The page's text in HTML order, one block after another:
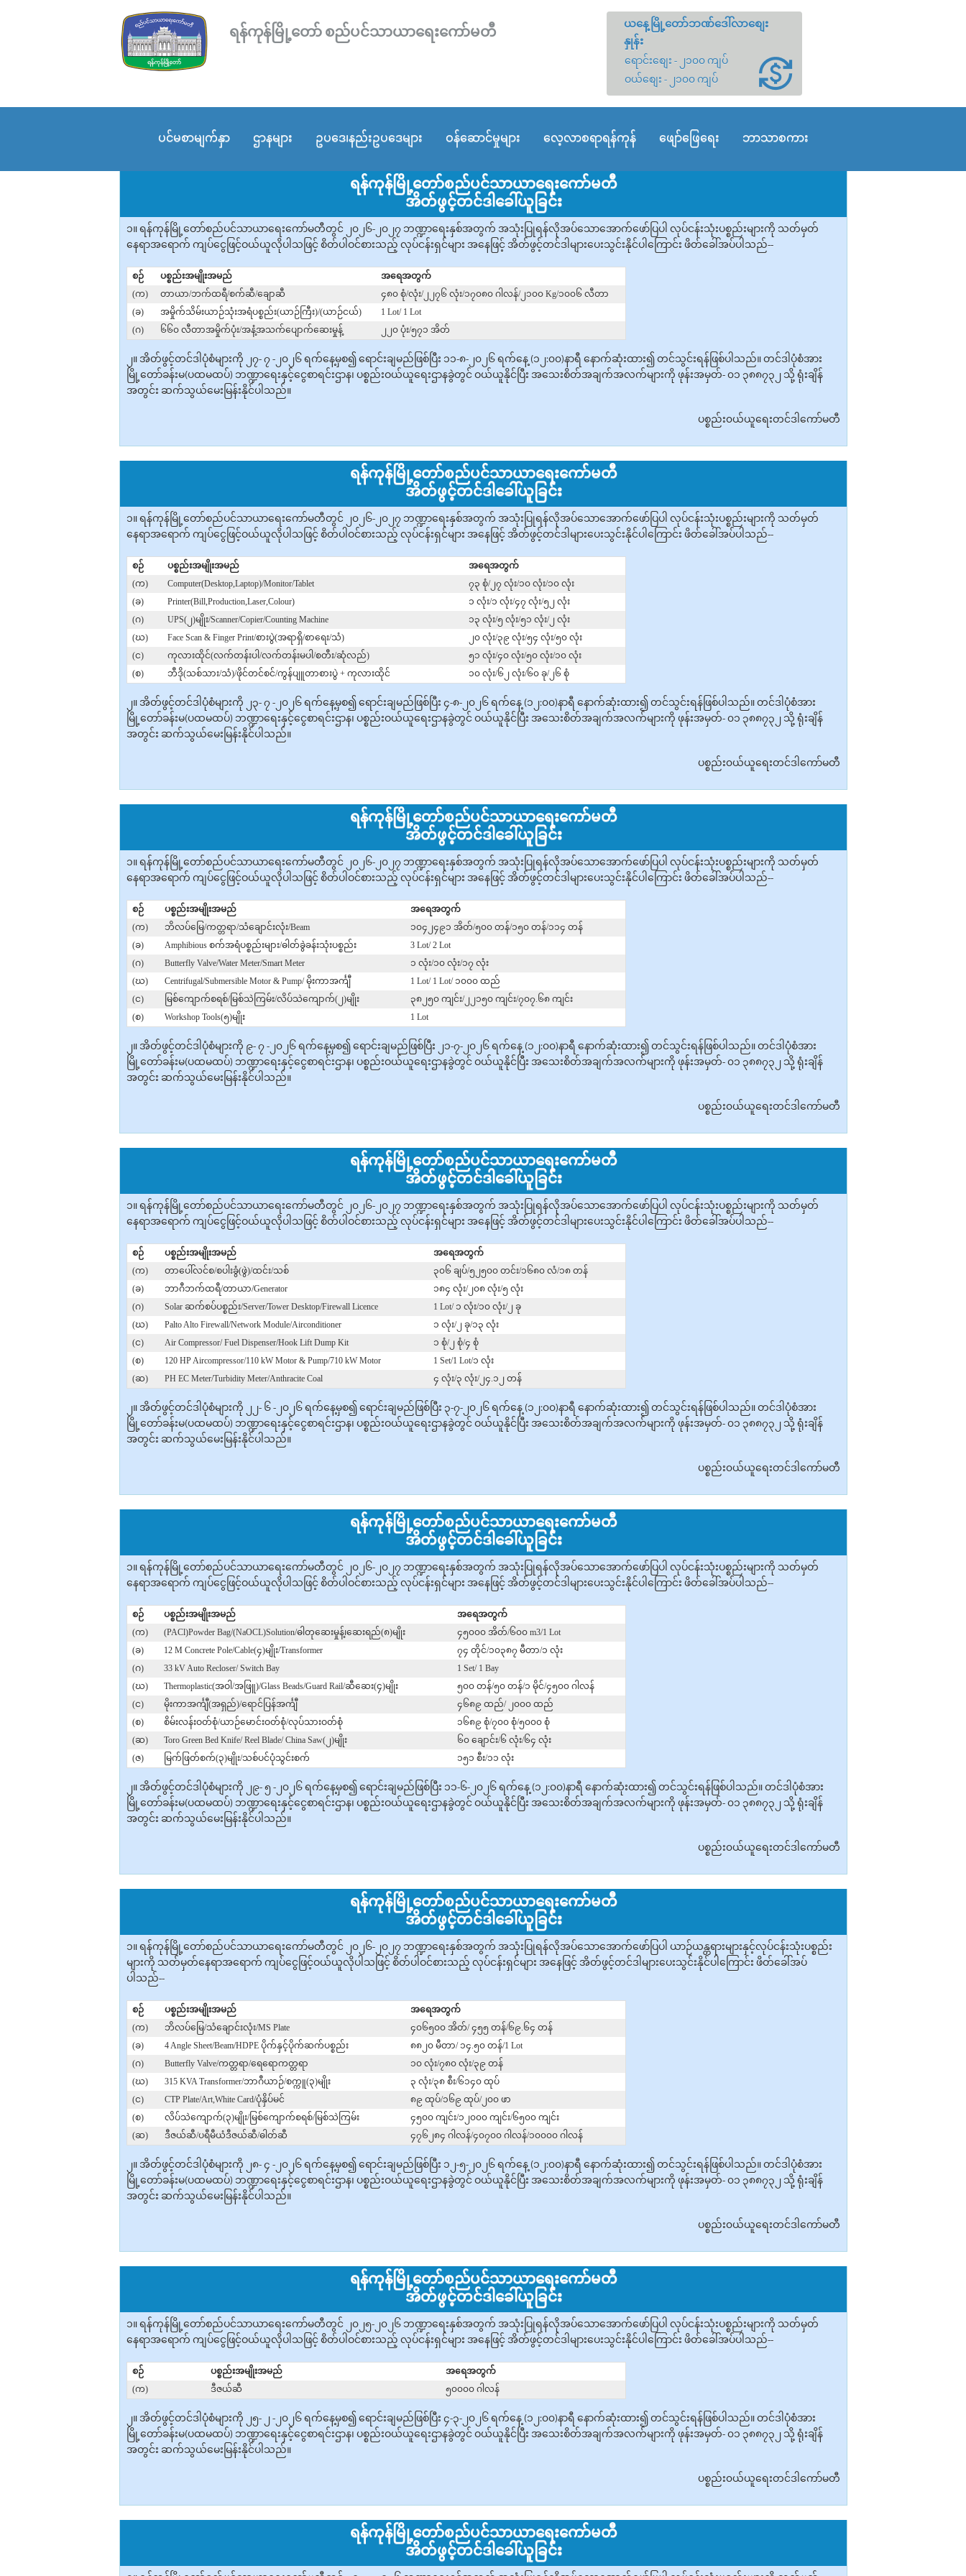
ရန်ကုန်မြို့တော် စည်ပင်သာယာရေးကော်မတီ
ယနေ့မြို့တော်ဘဏ်ဒေါ်လာစျေး
နှုန်း
ရောင်းစျေး - ၂၁၀၀ ကျပ်
ဝယ်စျေး - ၂၁၀၀ ကျပ်
ပင်မစာမျက်နှာ ဌာနများ ဥပဒေ၊နည်းဥပဒေများ ဝန်ဆောင်မှုများ လေ့လာစရာရန်ကုန် ဖျော်ဖြေရေး ဘာသာစကား
ရန်ကုန်မြို့တော်စည်ပင်သာယာရေးကော်မတီ
အိတ်ဖွင့်တင်ဒါခေါ်ယူခြင်း
၁။ ရန်ကုန်မြို့တော်စည်ပင်သာယာရေးကော်မတီတွင် ၂၀၂၆-၂၀၂၇ ဘဏ္ဍာရေးနှစ်အတွက် အသုံးပြုရန်လိုအပ်သောအောက်ဖော်ပြပါ လုပ်ငန်းသုံးပစ္စည်းများကို သတ်မှတ်
နေရာအ‌ရောက် ကျပ်ငွေဖြင့်ဝယ်ယူ‌လိုပါသဖြင့် စိတ်ပါဝင်စားသည့် လုပ်ငန်းရှင်များ အနေဖြင့် အိတ်ဖွင့်တင်ဒါများပေးသွင်းနိုင်ပါကြောင်း ဖိတ်ခေါ်အပ်ပါသည်--
စဉ် ပစ္စည်းအမျိုးအမည်
အရေအတွက်
(က)
တာယာ/ဘက်ထရီ/စက်ဆီ/ချောဆီ
၄၈၀ စုံ/လုံး/၂၂၇၆ လုံး/၁၇၀၈၀ ဂါလန်/၂၁၀၀ Kg/၁၀၀၆ လီတာ
(ခ)
အမှိုက်သိမ်းယာဉ်သုံးအရံပစ္စည်း(ယာဉ်ကြီး)/(ယာဉ်ငယ်)
1 Lot/ 1 Lot
(ဂ)
၆၆၀ လီတာအမှိုက်ပုံး/အနံ့အသက်ပျောက်ဆေးမှုန့် ၂၂၀ ပုံး/၅၇၁ အိတ်
၂။ အိတ်ဖွင့်တင်ဒါပုံစံများကို ၂၇- ၇ -၂၀၂၆ ရက်နေ့မှစ၍ ‌ရောင်းချမည်ဖြစ်ပြီး ၁၁-၈-၂၀၂၆ ရက်နေ့ (၁၂:၀၀)နာရီ နောက်ဆုံးထား၍ တင်သွင်းရန်ဖြစ်ပါသည်။ တင်ဒါပုံစံအား
မြို့တော်ခန်းမ(ပထမထပ်) ဘဏ္ဍာရေးနှင့်ငွေစာရင်းဌာန၊ ပစ္စည်းဝယ်ယူရေးဌာနခွဲတွင် ဝယ်ယူနိုင်ပြီး အသေးစိတ်အချက်အလက်များကို ဖုန်းအမှတ်- ၀၁ ၃၈၈၇၃၂ သို့ ရုံးချိန်
အတွင်း ဆက်သွယ်မေးမြန်းနိုင်ပါသည်။
ပစ္စည်း၀ယ်ယူရေးတင်ဒါကော်မတီ
ရန်ကုန်မြို့တော်စည်ပင်သာယာရေးကော်မတီ
အိတ်ဖွင့်တင်ဒါခေါ်ယူခြင်း
၁။ ရန်ကုန်မြို့တော်စည်ပင်သာယာရေးကော်မတီတွင် ၂၀၂၆-၂၀၂၇ ဘဏ္ဍာရေးနှစ်အတွက် အသုံးပြုရန်လိုအပ်သောအောက်ဖော်ပြပါ လုပ်ငန်းသုံးပစ္စည်းများကို သတ်မှတ်
နေရာအ‌ရောက် ကျပ်ငွေဖြင့်ဝယ်ယူ‌လိုပါသဖြင့် စိတ်ပါဝင်စားသည့် လုပ်ငန်းရှင်များ အနေဖြင့် အိတ်ဖွင့်တင်ဒါများပေးသွင်းနိုင်ပါကြောင်း ဖိတ်ခေါ်အပ်ပါသည်--
စဉ် ပစ္စည်းအမျိုးအမည်
အရေအတွက်
(က)
Computer(Desktop,Laptop)/Monitor/Tablet
၇၃ စုံ/၂၇ လုံး/၁၀ လုံး/၁၀ လုံး
(ခ)
Printer(Bill,Production,Laser,Colour)
၁ လုံး/၁ လုံး/၄၇ လုံး/၅၂ လုံး
(ဂ)
UPS(၂)မျိုး/Scanner/Copier/Counting Machine
၁၃ လုံး/၅ လုံး/၅၁ လုံး/၂ လုံး
(ဃ)
Face Scan & Finger Print/စားပွဲ(အရာရှိ/စာရေး/သံ)
၂၀ လုံး/၃၉ လုံး/၅၄ လုံး/၅၀ လုံး
(င)
ကုလားထိုင်(လက်တန်းပါ/လက်တန်းမပါ/စတီး/ဆုံလည်)
၅၁ လုံး/၄၀ လုံး/၅၀ လုံး/၁၀ လုံး
(စ)
ဘီဒို(သစ်သား/သံ)/ဖိုင်တင်စင်/ကွန်ပျူတာစားပွဲ + ကုလားထိုင် ၁၀ လုံး/၆၂ လုံး/၆၀ ခု/၂၆ စုံ
၂။ အိတ်ဖွင့်တင်ဒါပုံစံများကို ၂၃- ၇ -၂၀၂၆ ရက်နေ့မှစ၍ ‌ရောင်းချမည်ဖြစ်ပြီး ၄-၈-၂၀၂၆ ရက်နေ့ (၁၂:၀၀)နာရီ နောက်ဆုံးထား၍ တင်သွင်းရန်ဖြစ်ပါသည်။ တင်ဒါပုံစံအား
မြို့တော်ခန်းမ(ပထမထပ်) ဘဏ္ဍာရေးနှင့်ငွေစာရင်းဌာန၊ ပစ္စည်းဝယ်ယူရေးဌာနခွဲတွင် ဝယ်ယူနိုင်ပြီး အသေးစိတ်အချက်အလက်များကို ဖုန်းအမှတ်- ၀၁ ၃၈၈၇၃၂ သို့ ရုံးချိန်
အတွင်း ဆက်သွယ်မေးမြန်းနိုင်ပါသည်။
ပစ္စည်း၀ယ်ယူရေးတင်ဒါကော်မတီ
ရန်ကုန်မြို့တော်စည်ပင်သာယာရေးကော်မတီ
အိတ်ဖွင့်တင်ဒါခေါ်ယူခြင်း
၁။ ရန်ကုန်မြို့တော်စည်ပင်သာယာရေးကော်မတီတွင် ၂၀၂၆-၂၀၂၇ ဘဏ္ဍာရေးနှစ်အတွက် အသုံးပြုရန်လိုအပ်သောအောက်ဖော်ပြပါ လုပ်ငန်းသုံးပစ္စည်းများကို သတ်မှတ်
နေရာအ‌ရောက် ကျပ်ငွေဖြင့်ဝယ်ယူ‌လိုပါသဖြင့် စိတ်ပါဝင်စားသည့် လုပ်ငန်းရှင်များ အနေဖြင့် အိတ်ဖွင့်တင်ဒါများပေးသွင်းနိုင်ပါကြောင်း ဖိတ်ခေါ်အပ်ပါသည်--
စဉ် ပစ္စည်းအမျိုးအမည်
အရေအတွက်
(က)
ဘိလပ်မြေ/ကတ္တရာ/သံချောင်းလုံး/Beam
၁၀၄၂၄၉၁ အိတ်/၅၀၀ တန်/၁၅၀ တန်/၁၁၄ တန်
(ခ)
Amphibious စက်အရံပစ္စည်းများ/ဓါတ်ခွဲခန်းသုံးပစ္စည်း
3 Lot/ 2 Lot
(ဂ)
Butterfly Valve/Water Meter/Smart Meter
၁ လုံး/၁၀ လုံး/၁၇ လုံး
(ဃ)
Centrifugal/Submersible Motor & Pump/ မိုးကာအင်္ကျီ
1 Lot/ 1 Lot/ ၁၀၀၀ ထည်
(င)
မြစ်ကျောက်စရစ်/မြစ်သဲကြမ်း/လိပ်သဲကျောက်(၂)မျိုး
၃၈၂၅၀ ကျင်း/၂၂၁၅၀ ကျင်း/၇၀၇.၆၈ ကျင်း
(စ)
Workshop Tools(၅)မျိုး 1 Lot
၂။ အိတ်ဖွင့်တင်ဒါပုံစံများကို ၉- ၇ -၂၀၂၆ ရက်နေ့မှစ၍ ‌ရောင်းချမည်ဖြစ်ပြီး ၂၁-၇-၂၀၂၆ ရက်နေ့ (၁၂:၀၀)နာရီ နောက်ဆုံးထား၍ တင်သွင်းရန်ဖြစ်ပါသည်။ တင်ဒါပုံစံအား
မြို့တော်ခန်းမ(ပထမထပ်) ဘဏ္ဍာရေးနှင့်ငွေစာရင်းဌာန၊ ပစ္စည်းဝယ်ယူရေးဌာနခွဲတွင် ဝယ်ယူနိုင်ပြီး အသေးစိတ်အချက်အလက်များကို ဖုန်းအမှတ်- ၀၁ ၃၈၈၇၃၂ သို့ ရုံးချိန်
အတွင်း ဆက်သွယ်မေးမြန်းနိုင်ပါသည်။
ပစ္စည်း၀ယ်ယူရေးတင်ဒါကော်မတီ
ရန်ကုန်မြို့တော်စည်ပင်သာယာရေးကော်မတီ
အိတ်ဖွင့်တင်ဒါခေါ်ယူခြင်း
၁။ ရန်ကုန်မြို့တော်စည်ပင်သာယာရေးကော်မတီတွင် ၂၀၂၆-၂၀၂၇ ဘဏ္ဍာရေးနှစ်အတွက် အသုံးပြုရန်လိုအပ်သောအောက်ဖော်ပြပါ လုပ်ငန်းသုံးပစ္စည်းများကို သတ်မှတ်
နေရာအ‌ရောက် ကျပ်ငွေဖြင့်ဝယ်ယူ‌လိုပါသဖြင့် စိတ်ပါဝင်စားသည့် လုပ်ငန်းရှင်များ အနေဖြင့် အိတ်ဖွင့်တင်ဒါများပေးသွင်းနိုင်ပါကြောင်း ဖိတ်ခေါ်အပ်ပါသည်--
စဉ် ပစ္စည်းအမျိုးအမည်
အရေအတွက်
(က)
တာပေါ်လင်စ/စပါးခွံ(ဖွဲ)/ထင်း/သစ်
၃၀၆ ချပ်/၅၂၅၀၀ တင်း/၁၆၈၀ လံ/၁၈ တန်
(ခ)
ဘာဂီဘက်ထရီ/တာယာ/Generator
၁၈၄ လုံး/၂၀၈ လုံး/၅ လုံး
(ဂ)
Solar ဆက်စပ်ပစ္စည်း/Server/Tower Desktop/Firewall Licence
1 Lot/ ၁ လုံး/၁၀ လုံး/၂ ခု
(ဃ)
Palto Alto Firewall/Network Module/Airconditioner
၁ လုံး/၂ ခု/၁၃ လုံး
(င)
Air Compressor/ Fuel Dispenser/Hook Lift Dump Kit
၁ စုံ/၂ စုံ/၄ စုံ
(စ)
120 HP Aircompressor/110 kW Motor & Pump/710 kW Motor
1 Set/1 Lot/၁ လုံး
(ဆ)
PH EC Meter/Turbidity Meter/Anthracite Coal ၄ လုံး/၃ လုံး/၂၄.၁၂ တန်
၂။ အိတ်ဖွင့်တင်ဒါပုံစံများကို ၂၂- ၆ -၂၀၂၆ ရက်နေ့မှစ၍ ‌ရောင်းချမည်ဖြစ်ပြီး ၃-၇-၂၀၂၆ ရက်နေ့ (၁၂:၀၀)နာရီ နောက်ဆုံးထား၍ တင်သွင်းရန်ဖြစ်ပါသည်။ တင်ဒါပုံစံအား
မြို့တော်ခန်းမ(ပထမထပ်) ဘဏ္ဍာရေးနှင့်ငွေစာရင်းဌာန၊ ပစ္စည်းဝယ်ယူရေးဌာနခွဲတွင် ဝယ်ယူနိုင်ပြီး အသေးစိတ်အချက်အလက်များကို ဖုန်းအမှတ်- ၀၁ ၃၈၈၇၃၂ သို့ ရုံးချိန်
အတွင်း ဆက်သွယ်မေးမြန်းနိုင်ပါသည်။
ပစ္စည်း၀ယ်ယူရေးတင်ဒါကော်မတီ
ရန်ကုန်မြို့တော်စည်ပင်သာယာရေးကော်မတီ
အိတ်ဖွင့်တင်ဒါခေါ်ယူခြင်း
၁။ ရန်ကုန်မြို့တော်စည်ပင်သာယာရေးကော်မတီတွင် ၂၀၂၆-၂၀၂၇ ဘဏ္ဍာရေးနှစ်အတွက် အသုံးပြုရန်လိုအပ်သောအောက်ဖော်ပြပါ လုပ်ငန်းသုံးပစ္စည်းများကို သတ်မှတ်
နေရာအ‌ရောက် ကျပ်ငွေဖြင့်ဝယ်ယူ‌လိုပါသဖြင့် စိတ်ပါဝင်စားသည့် လုပ်ငန်းရှင်များ အနေဖြင့် အိတ်ဖွင့်တင်ဒါများပေးသွင်းနိုင်ပါကြောင်း ဖိတ်ခေါ်အပ်ပါသည်--
စဉ် ပစ္စည်းအမျိုးအမည်
အရေအတွက်
(က)
(PACl)Powder Bag/(NaOCL)Solution/ဓါတုဆေးမှုန့်၊ဆေးရည်(၈)မျိုး
၄၅၀၀၀ အိတ်/၆၀၀ m3/1 Lot
(ခ)
12 M Concrete Pole/Cable(၄)မျိုး/Transformer
၇၄ တိုင်/၁၀၃၈၇ မီတာ/၁ လုံး
(ဂ)
33 kV Auto Recloser/ Switch Bay
1 Set/ 1 Bay
(ဃ)
Thermoplastic(အဝါ/အဖြူ)/Glass Beads/Guard Rail/ဆီဆေး(၄)မျိုး
၅၀၀ တန်/၅၀ တန်/၁ မိုင်/၄၅၀၀ ဂါလန်
(င)
မိုးကာအင်္ကျီ(အရှည်)/ရောင်ပြန်အင်္ကျီ
၄၆၈၉ ထည်/ ၂၀၀၀ ထည်
(စ)
စိမ်းလန်းဝတ်စုံ/ယာဉ်မောင်းဝတ်စုံ/လုပ်သားဝတ်စုံ
၁၆၈၉ စုံ/၇၀၀ စုံ/၅၀၀၀ စုံ
(ဆ)
Toro Green Bed Knife/ Reel Blade/ China Saw(၂)မျိုး
၆၀ ချောင်း/၆ လုံး/၆၄ လုံး
(ဇ)
မြက်ဖြတ်စက်(၃)မျိုး/သစ်ပင်ပုံသွင်းစက် ၁၅၁ စီး/၁၁ လုံး
၂။ အိတ်ဖွင့်တင်ဒါပုံစံများကို ၂၉- ၅ -၂၀၂၆ ရက်နေ့မှစ၍ ‌ရောင်းချမည်ဖြစ်ပြီး ၁၁-၆-၂၀၂၆ ရက်နေ့ (၁၂:၀၀)နာရီ နောက်ဆုံးထား၍ တင်သွင်းရန်ဖြစ်ပါသည်။ တင်ဒါပုံစံအား
မြို့တော်ခန်းမ(ပထမထပ်) ဘဏ္ဍာရေးနှင့်ငွေစာရင်းဌာန၊ ပစ္စည်းဝယ်ယူရေးဌာနခွဲတွင် ဝယ်ယူနိုင်ပြီး အသေးစိတ်အချက်အလက်များကို ဖုန်းအမှတ်- ၀၁ ၃၈၈၇၃၂ သို့ ရုံးချိန်
အတွင်း ဆက်သွယ်မေးမြန်းနိုင်ပါသည်။
ပစ္စည်း၀ယ်ယူရေးတင်ဒါကော်မတီ
ရန်ကုန်မြို့တော်စည်ပင်သာယာရေးကော်မတီ
အိတ်ဖွင့်တင်ဒါခေါ်ယူခြင်း
၁။ ရန်ကုန်မြို့တော်စည်ပင်သာယာရေးကော်မတီတွင် ၂၀၂၆-၂၀၂၇ ဘဏ္ဍာရေးနှစ်အတွက် အသုံးပြုရန်လိုအပ်သောအောက်ဖော်ပြပါ ယာဉ်ယန္တရားများနှင့်လုပ်ငန်းသုံးပစ္စည်း
များကို သတ်မှတ်နေရာအ‌ရောက် ကျပ်ငွေဖြင့်ဝယ်ယူ‌လိုပါသဖြင့် စိတ်ပါဝင်စားသည့် လုပ်ငန်းရှင်များ အနေဖြင့် အိတ်ဖွင့်တင်ဒါများပေးသွင်းနိုင်ပါကြောင်း ဖိတ်ခေါ်အပ်
ပါသည်--
စဉ် ပစ္စည်းအမျိုးအမည်
အရေအတွက်
(က)
ဘိလပ်မြေ/သံချောင်းလုံး/MS Plate
၄၀၆၅၀၀ အိတ်/ ၄၅၅ တန်/၆၉.၆၄ တန်
(ခ)
4 Angle Sheet/Beam/HDPE ပိုက်နှင့်ပိုက်ဆက်ပစ္စည်း
၈၈၂၀ မီတာ/ ၁၄.၅၀ တန်/1 Lot
(ဂ)
Butterfly Valve/ကတ္တရာ/ရေရောကတ္တရာ
၁၀ လုံး/၇၈၀ လုံး/၃၉ တန်
(ဃ)
315 KVA Transformer/ဘာဂီယာဉ်/စက္ကူ(၃)မျိုး
၃ လုံး/၃၈ စီး/၆၁၄၀ ထုပ်
(င)
CTP Plate/Art,White Card/ပုံနှိပ်မင်
၈၉ ထုပ်/၁၆၉ ထုပ်/၂၀၀ ဖာ
(စ)
လိပ်သဲကျောက်(၃)မျိုး/မြစ်ကျောက်စရစ်/မြစ်သဲကြမ်း
၄၅၀၀ ကျင်း/၁၂၀၀၀ ကျင်း/၆၅၀၀ ကျင်း
(ဆ)
ဒီဇယ်ဆီ/ပရီမီယံဒီဇယ်ဆီ/ဓါတ်ဆီ ၄၇၆၂၈၄ ဂါလန်/၄၀၇၀၀ ဂါလန်/၁၀၀၀၀ ဂါလန်
၂။ အိတ်ဖွင့်တင်ဒါပုံစံများကို ၂၈- ၄ -၂၀၂၆ ရက်နေ့မှစ၍ ‌ရောင်းချမည်ဖြစ်ပြီး ၁၂-၅-၂၀၂၆ ရက်နေ့ (၁၂:၀၀)နာရီ နောက်ဆုံးထား၍ တင်သွင်းရန်ဖြစ်ပါသည်။ တင်ဒါပုံစံအား
မြို့တော်ခန်းမ(ပထမထပ်) ဘဏ္ဍာရေးနှင့်ငွေစာရင်းဌာန၊ ပစ္စည်းဝယ်ယူရေးဌာနခွဲတွင် ဝယ်ယူနိုင်ပြီး အသေးစိတ်အချက်အလက်များကို ဖုန်းအမှတ်- ၀၁ ၃၈၈၇၃၂ သို့ ရုံးချိန်
အတွင်း ဆက်သွယ်မေးမြန်းနိုင်ပါသည်။
ပစ္စည်း၀ယ်ယူရေးတင်ဒါကော်မတီ
ရန်ကုန်မြို့တော်စည်ပင်သာယာရေးကော်မတီ
အိတ်ဖွင့်တင်ဒါခေါ်ယူခြင်း
၁။ ရန်ကုန်မြို့တော်စည်ပင်သာယာရေးကော်မတီတွင် ၂၀၂၅-၂၀၂၆ ဘဏ္ဍာရေးနှစ်အတွက် အသုံးပြုရန်လိုအပ်သောအောက်ဖော်ပြပါ လုပ်ငန်းသုံးပစ္စည်းများကို သတ်မှတ်
နေရာအ‌ရောက် ကျပ်ငွေဖြင့်ဝယ်ယူ‌လိုပါသဖြင့် စိတ်ပါဝင်စားသည့် လုပ်ငန်းရှင်များ အနေဖြင့် အိတ်ဖွင့်တင်ဒါများပေးသွင်းနိုင်ပါကြောင်း ဖိတ်ခေါ်အပ်ပါသည်--
စဉ် ပစ္စည်းအမျိုးအမည်
အရေအတွက်
(က)
ဒီဇယ်ဆီ ၅၀၀၀၀ ဂါလန်
၂။ အိတ်ဖွင့်တင်ဒါပုံစံများကို ၂၅- ၂ -၂၀၂၆ ရက်နေ့မှစ၍ ‌ရောင်းချမည်ဖြစ်ပြီး ၄-၃-၂၀၂၆ ရက်နေ့ (၁၂:၀၀)နာရီ နောက်ဆုံးထား၍ တင်သွင်းရန်ဖြစ်ပါသည်။ တင်ဒါပုံစံအား
မြို့တော်ခန်းမ(ပထမထပ်) ဘဏ္ဍာရေးနှင့်ငွေစာရင်းဌာန၊ ပစ္စည်းဝယ်ယူရေးဌာနခွဲတွင် ဝယ်ယူနိုင်ပြီး အသေးစိတ်အချက်အလက်များကို ဖုန်းအမှတ်- ၀၁ ၃၈၈၇၃၂ သို့ ရုံးချိန်
အတွင်း ဆက်သွယ်မေးမြန်းနိုင်ပါသည်။
ပစ္စည်း၀ယ်ယူရေးတင်ဒါကော်မတီ
ရန်ကုန်မြို့တော်စည်ပင်သာယာရေးကော်မတီ
အိတ်ဖွင့်တင်ဒါခေါ်ယူခြင်း